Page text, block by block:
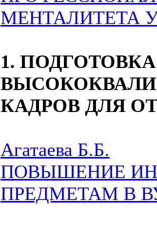
МЕНТАЛИТЕТА
1. ПОДГОТОВКА
КАДРОВ ДЛЯ
Агатаева Б.Б.
ПОВЫШЕНИЕ
ПРЕДМЕТАМ В